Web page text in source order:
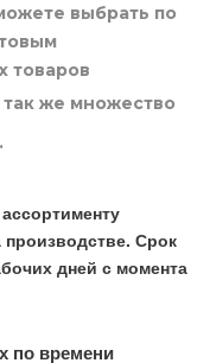
выбрать по
товаров
так же множество
производстве. Срок
дней с момента
по времени